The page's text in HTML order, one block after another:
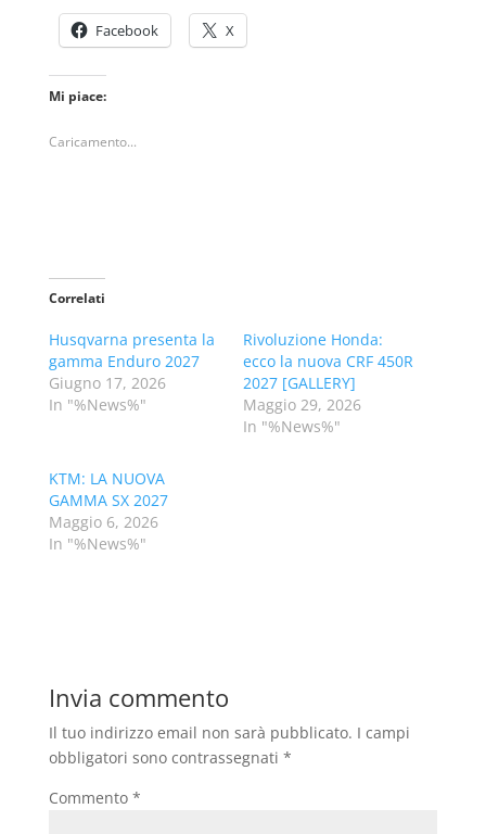
Facebook X
Mi piace:
Caricamento...
Correlati
Husqvarna presenta la
gamma Enduro 2027
Giugno 17, 2026
In "%News%"
Rivoluzione Honda:
ecco la nuova CRF 450R
2027 [GALLERY]
Maggio 29, 2026
In "%News%"
KTM: LA NUOVA
GAMMA SX 2027
Maggio 6, 2026
In "%News%"
Invia commento
Il tuo indirizzo email non sarà pubblicato. I campi
obbligatori sono contrassegnati *
Commento *